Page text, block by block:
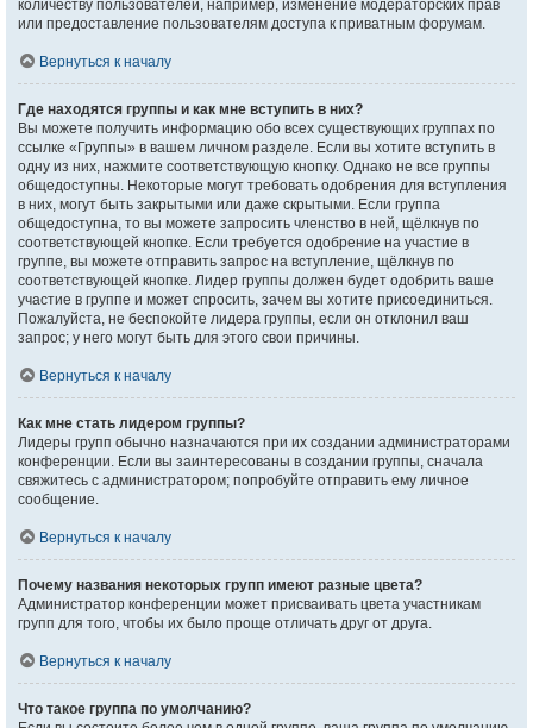
количеству пользователей, например, изменение модераторских прав
или предоставление пользователям доступа к приватным форумам.
Вернуться к началу
Где находятся группы и как мне вступить в них?
Вы можете получить информацию обо всех существующих группах по
ссылке «Группы» в вашем личном разделе. Если вы хотите вступить в
одну из них, нажмите соответствующую кнопку. Однако не все группы
общедоступны. Некоторые могут требовать одобрения для вступления
в них, могут быть закрытыми или даже скрытыми. Если группа
общедоступна, то вы можете запросить членство в ней, щёлкнув по
соответствующей кнопке. Если требуется одобрение на участие в
группе, вы можете отправить запрос на вступление, щёлкнув по
соответствующей кнопке. Лидер группы должен будет одобрить ваше
участие в группе и может спросить, зачем вы хотите присоединиться.
Пожалуйста, не беспокойте лидера группы, если он отклонил ваш
запрос; у него могут быть для этого свои причины.
Вернуться к началу
Как мне стать лидером группы?
Лидеры групп обычно назначаются при их создании администраторами
конференции. Если вы заинтересованы в создании группы, сначала
свяжитесь с администратором; попробуйте отправить ему личное
сообщение.
Вернуться к началу
Почему названия некоторых групп имеют разные цвета?
Администратор конференции может присваивать цвета участникам
групп для того, чтобы их было проще отличать друг от друга.
Вернуться к началу
Что такое группа по умолчанию?